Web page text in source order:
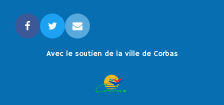
Avec le soutien de la ville de Corbas